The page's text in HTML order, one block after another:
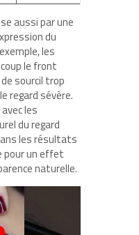
aussi par une
du
les
le front
sourcil trop
regard sévère.
les
du regard
les résultats
pour un effet
naturelle.